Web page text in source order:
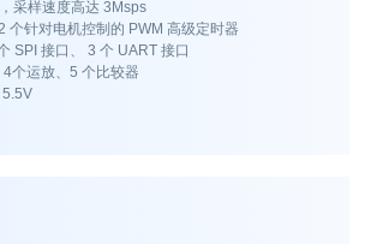
采样速度高达 3Msps
个针对电机控制的 PWM 高级定时器
SPI 接口、 3 个 UART 接口
个运放、5 个比较器